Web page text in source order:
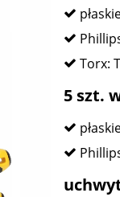
Torx:
5 szt.